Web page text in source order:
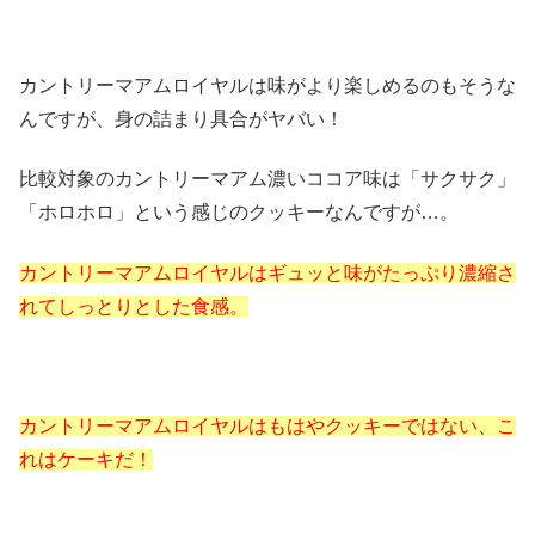
カントリーマアムロイヤルは味がより楽しめるのもそうな
んですが、身の詰まり具合がヤバい！
比較対象のカントリーマアム濃いココア味は「サクサク」
「ホロホロ」という感じのクッキーなんですが…。
カントリーマアムロイヤルはギュッと味がたっぷり濃縮さ
れてしっとりとした食感。
カントリーマアムロイヤルはもはやクッキーではない、こ
れはケーキだ！